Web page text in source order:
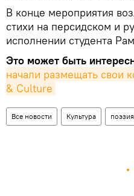
В конце мероприятия
стихи на персидском и
исполнении студента
Это может быть
начали размещать свои
& Culture
Все новости Культура поэзия